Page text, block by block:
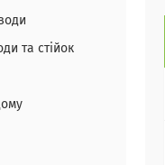
та стійок